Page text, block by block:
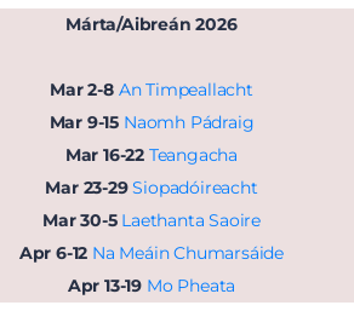
Márta/Aibreán 2026
Mar 2-8 An Timpeallacht
Mar 9-15 Naomh Pádraig
Mar 16-22 Teangacha
Mar 23-29 Siopadóireacht
Mar 30-5 Laethanta Saoire
Apr 6-12 Na Meáin Chumarsáide
Apr 13-19 Mo Pheata